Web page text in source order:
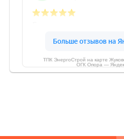
ТПК ЭнергоСтрой на карте
ОГК Опора —